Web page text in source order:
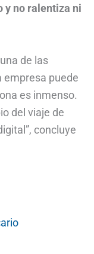
y no ralentiza ni
de las
empresa puede
es inmenso.
del viaje de
concluye